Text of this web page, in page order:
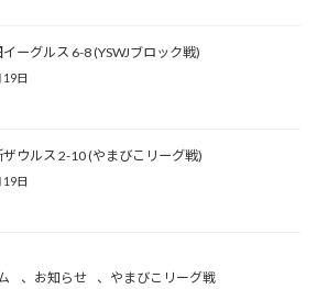
ーグルス 6-8 (YSWJブロック戦)
日
ザウルス 2-10 (やまびこリーグ戦)
日
、 お知らせ 、 やまびこリーグ戦